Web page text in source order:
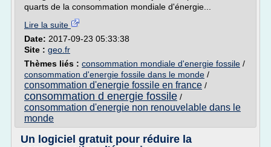
quarts de la consommation mondiale d'énergie...
Lire la suite
Date: 2017-09-23 05:33:38
Site : geo.fr
Thèmes liés : consommation mondiale d'energie fossile /
consommation d'energie fossile dans le monde /
consommation d'energie fossile en france /
consommation d energie fossile /
consommation d'energie non renouvelable dans le
monde
Un logiciel gratuit pour réduire la